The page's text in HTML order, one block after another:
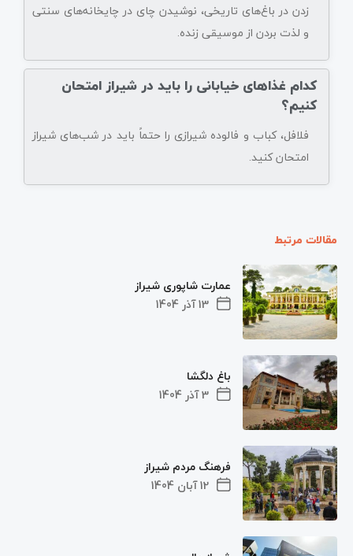
زدن در باغ‌های تاریخی، نوشیدن چای در چایخانه‌های سنتی
و لذت بردن از موسیقی زنده.
کدام غذاهای خیابانی را باید در شیراز امتحان
کنیم؟
فلافل، کباب و فالوده شیرازی را حتماً باید در شب‌های شیراز
امتحان کنید.
مقالات مرتبط
13 آذر 1404
عمارت شاپوری شیراز
3 آذر 1404
باغ دلگشا
12 آبان 1404
فرهنگ مردم شیراز